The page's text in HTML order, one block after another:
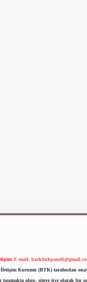
E-mail:
Kurumu (BTK) tarafından
olup, siteye üye olarak